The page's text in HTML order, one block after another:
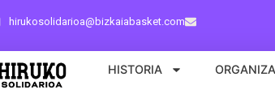
hirukosolidarioa@bizkaiabasket.com
HISTORIA